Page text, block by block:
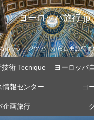
ヨーロッパ旅行.jp
パッケージツアーから自由旅行
術 Tecnique
情報センター ヨ
企画旅行